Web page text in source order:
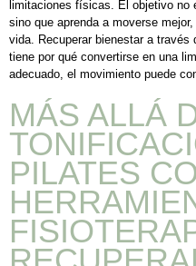
limitaciones físicas. El objetivo no
sino que aprenda a moverse
vida. Recuperar bienestar a
tiene por qué convertirse en una
adecuado, el movimiento puede
MÁS ALLÁ
PILATES